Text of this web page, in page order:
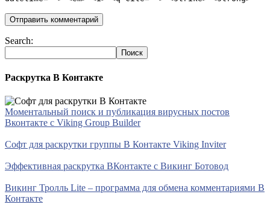
Search:
Раскрутка В Контакте
Моментальный поиск и публикация вирусных постов
Вконтакте с Viking Group Builder
Софт для раскрутки группы В Контакте Viking Inviter
Эффективная раскрутка ВКонтакте с Викинг Ботовод
Викинг Тролль Lite – программа для обмена комментариями В
Контакте